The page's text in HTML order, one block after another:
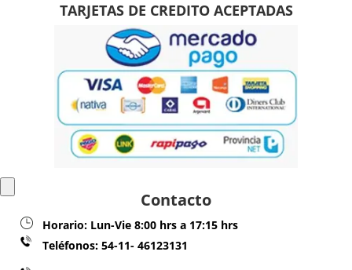
TARJETAS DE CREDITO ACEPTADAS
Contacto
Horario: Lun-Vie 8:00 hrs a 17:15 hrs
Teléfonos: 54-11- 46123131